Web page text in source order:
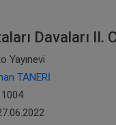
Davaları II.
Yayınevi
TANERİ
1004